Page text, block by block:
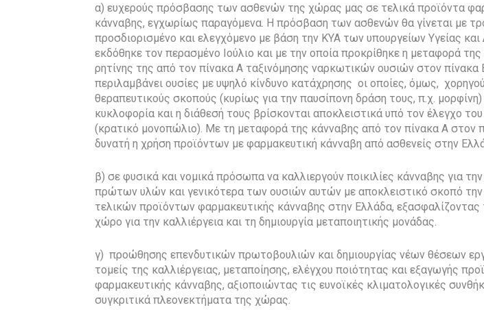
α) ευχερούς πρόσβασης των ασθενών της χώρας μας σε τελικά προϊόντα
κάνναβης, εγχωρίως παραγόμενα. Η πρόσβαση των ασθενών θα γίνεται με
προσδιορισμένο και ελεγχόμενο με βάση την ΚΥΑ των υπουργείων Υγείας
εκδόθηκε τον περασμένο Ιούλιο και με την οποία προκρίθηκε η μεταφορά
ρητίνης της από τον πίνακα Α ταξινόμησης ναρκωτικών ουσιών στον πίνακα
περιλαμβάνει ουσίες με υψηλό κίνδυνο κατάχρησης οι οποίες, όμως,
θεραπευτικούς σκοπούς (κυρίως για την παυσίπονη δράση τους, π.χ. μορφίνη)
κυκλοφορία και η διάθεσή τους βρίσκονται αποκλειστικά υπό τον έλεγχο
(κρατικό μονοπώλιο). Με τη μεταφορά της κάνναβης από τον πίνακα Α στον
δυνατή η χρήση προϊόντων με φαρμακευτική κάνναβη από ασθενείς στην
β) σε φυσικά και νομικά πρόσωπα να καλλιεργούν ποικιλίες κάνναβης για
πρώτων υλών και γενικότερα των ουσιών αυτών με αποκλειστικό σκοπό
τελικών προϊόντων φαρμακευτικής κάνναβης στην Ελλάδα, εξασφαλίζοντας
χώρο για την καλλιέργεια και τη δημιουργία μεταποιητικής μονάδας.
γ) προώθησης επενδυτικών πρωτοβουλιών και δημιουργίας νέων θέσεων
τομείς της καλλιέργειας, μεταποίησης, ελέγχου ποιότητας και εξαγωγής
φαρμακευτικής κάνναβης, αξιοποιώντας τις ευνοϊκές κλιματολογικές
συγκριτικά πλεονεκτήματα της χώρας.